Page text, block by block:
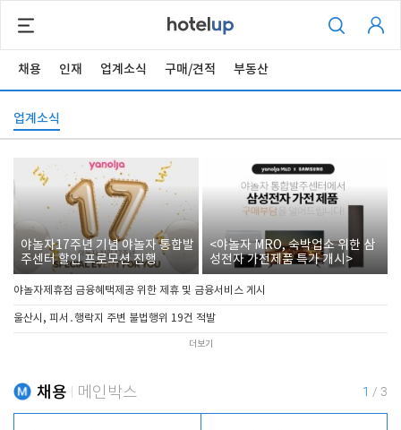
채용 인재 업계소식 구매/견적 부동산
업계소식
야놀자17주년 기념 야놀자 통합발
주센터 할인 프로모션 진행
<야놀자 MRO, 숙박업소 위한 삼
성전자 가전제품 특가 개시>
야놀자제휴점 금융혜택제공 위한 제휴 및 금융서비스 게시
울산시, 피서․행락지 주변 불법행위 19건 적발
더보기
채용 메인박스 1 / 3